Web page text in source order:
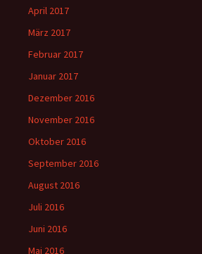
April 2017
März 2017
Februar 2017
Januar 2017
Dezember 2016
November 2016
Oktober 2016
September 2016
August 2016
Juli 2016
Juni 2016
Mai 2016